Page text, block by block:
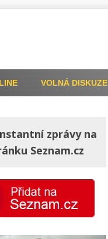
VOLNÁ DISKUZE
zprávy na
Seznam.cz